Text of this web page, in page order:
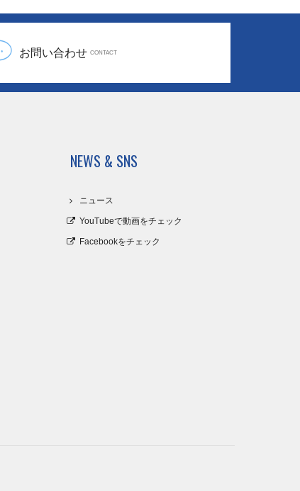
お問い合わせ CONTACT
NEWS & SNS
ニュース
YouTubeで動画をチェック
Facebookをチェック